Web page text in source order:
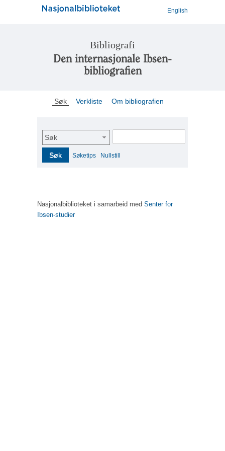
English
Bibliografi
Den internasjonale Ibsen-
bibliografien
Søk Verkliste Om bibliografien
Søk
Søk Søketips Nullstill
Nasjonalbiblioteket i samarbeid med Senter for
Ibsen-studier